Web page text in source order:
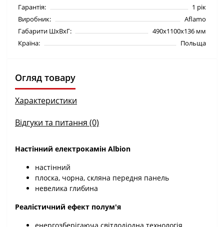
Гарантія:
1 рік
Виробник:
Aflamo
Габарити ШхВхГ:
490х1100х136 мм
Країна:
Польща
Огляд товару
Характеристики
Відгуки та питання (0)
Настінний електрокамін Albion
настінний
плоска, чорна, скляна передня панель
невелика глибина
Реалістичний ефект полум'я